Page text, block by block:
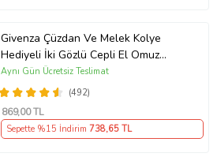
Givenza Çüzdan Ve Melek Kolye
Hediyeli İki Gözlü Cepli El Omuz
Çanta (Krem)
(492)
Aynı Gün Ücretsiz Teslimat
869,00 TL
Sepette %15 İndirim 738,65 TL